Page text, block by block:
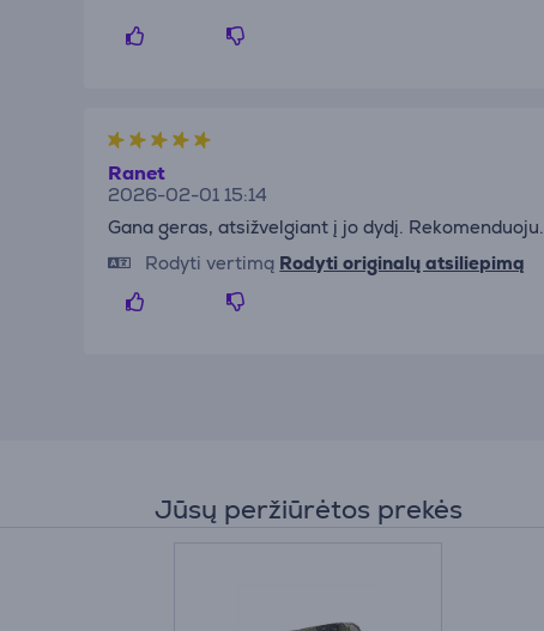
Ranet
2026-02-01 15:14
Gana geras, atsižvelgiant į jo dydį. Rekomenduoju.
Rodyti vertimą Rodyti originalų atsiliepimą
Jūsų peržiūrėtos prekės